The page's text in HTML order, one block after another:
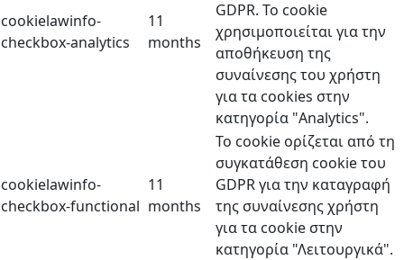
cookielawinfo-
checkbox-analytics
11
months
GDPR. Το cookie
χρησιμοποιείται για την
αποθήκευση της
συναίνεσης του χρήστη
για τα cookies στην
κατηγορία "Analytics".
cookielawinfo-
checkbox-functional
11
months
Το cookie ορίζεται από τη
συγκατάθεση cookie του
GDPR για την καταγραφή
της συναίνεσης χρήστη
για τα cookie στην
κατηγορία "Λειτουργικά".